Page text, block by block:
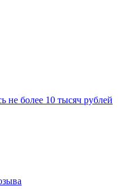
не более 10 тысяч рублей